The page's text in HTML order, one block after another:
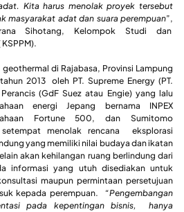
Kita harus menolak proyek tersebut
masyarakat adat dan suara perempuan”,
Sihotang, Kelompok Studi dan
di Rajabasa, Provinsi Lampung
2013 oleh PT. Supreme Energy (PT.
(GdF Suez atau Engie) yang lalu
energi Jepang bernama INPEX
Fortune 500, dan Sumitomo
menolak rencana eksplorasi
yang memiliki nilai budaya dan ikatan
akan kehilangan ruang berlindung dari
informasi yang utuh disediakan untuk
maupun permintaan persetujuan
kepada perempuan. “Pengembangan
pada kepentingan bisnis, hanya